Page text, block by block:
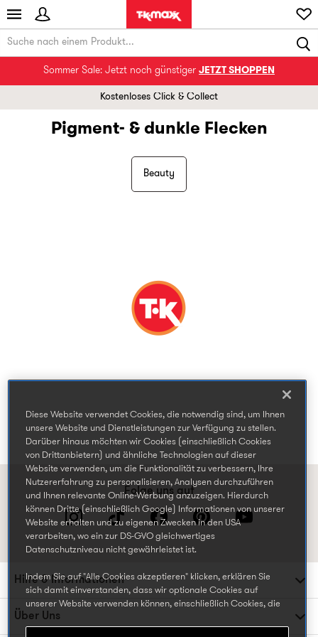
Sommer Sale: Jetzt noch günstiger JETZT SHOPPEN
Kostenloses Click & Collect
Pigment- & dunkle Flecken
Beauty
Folge uns auf
Hilfe & Informationen
Über Uns
Diese Website verwendet Cookies, die notwendig sind, um Ihnen
unsere Website und Dienstleistungen zur Verfügung zu stellen.
Darüber hinaus möchten wir Cookies (einschließlich Cookies
von Drittanbietern) und ähnliche Technologien auf dieser
Website verwenden, um die Funktionalität zu verbessern, Ihre
Nutzererfahrung zu personalisieren, Analysen durchzuführen
und Ihnen relevante Online-Werbung anzuzeigen. Hierdurch
können Dritte (einschließlich Google) Informationen von unserer
Website erhalten und zu eigenen Zwecken in den USA
verarbeiten, wo ein zur DS-GVO gleichwertiges
Datenschutzniveau nicht gewährleistet ist.
Indem Sie auf "Alle Cookies akzeptieren" klicken, erklären Sie
sich damit einverstanden, dass wir optionale Cookies auf
unserer Website verwenden können, einschließlich Cookies, die
von Dritten gesetzt werden, die Ihre Daten in den USA